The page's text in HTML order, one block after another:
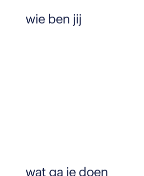
wie ben jij
wat ga je doen